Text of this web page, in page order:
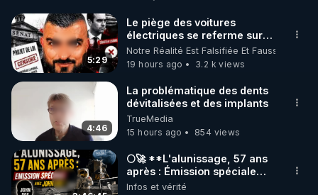
🌱 INSTAGRAM
https://www.instagram.com/rdlr_thierrycasasnovas/
http://rgnr.li/instagram
🌱 LA NEWSLETTER
Pour ne pas rater l’actualité RGNR (stages,
http://rgnr.li/news
5:29
Le piège des voitures
électriques se referme sur
les usagers !
Notre Réalité Est Falsifiée Et Fausse
19 hours ago
3.2 k views
4:46
La problématique des dents
dévitalisées et des implants
TrueMedia
15 hours ago
854 views
🌕🚀 **L'alunissage, 57 ans
après : Émission spéciale
avec John Doe !** 👨 🚀✨
Infos et vérité